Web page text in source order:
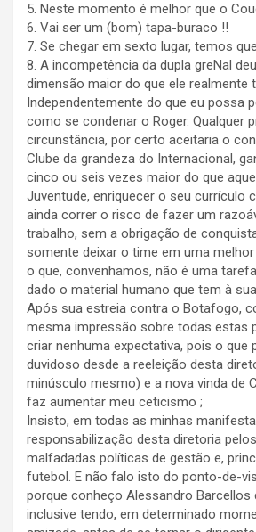
5. Neste momento é melhor que o
6. Vai ser um (bom) tapa-buraco !!
7. Se chegar em sexto lugar, temos
8. A incompetência da dupla greNal
dimensão maior do que ele realmente
Independentemente do que eu possa
como se condenar o Roger. Qualquer
circunstância, por certo aceitaria o
Clube da grandeza do Internacional,
cinco ou seis vezes maior do que
Juventude, enriquecer o seu currículo
ainda correr o risco de fazer um
trabalho, sem a obrigação de
somente deixar o time em uma
o que, convenhamos, não é uma
dado o material humano que tem à
Após sua estreia contra o Botafogo,
mesma impressão sobre todas estas
criar nenhuma expectativa, pois o que
duvidoso desde a reeleição desta
minúsculo mesmo) e a nova vinda de
faz aumentar meu ceticismo ;
Insisto, em todas as minhas
responsabilização desta diretoria
malfadadas políticas de gestão e,
futebol. E não falo isto do ponto-de-
porque conheço Alessandro Barcellos
inclusive tendo, em determinado